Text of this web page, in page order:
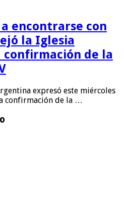
a encontrarse con
la Iglesia
de la
expresó este miércoles
confirmación de la …